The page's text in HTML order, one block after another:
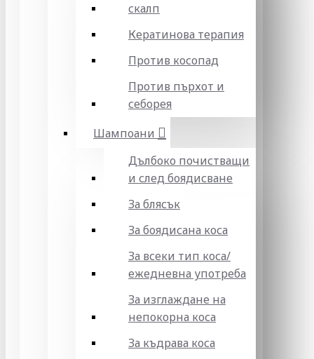
скалп
Кератинова терапия
Против косопад
Против пърхот и
себорея
Шампоани
Дълбоко почистващи
и след боядисване
За блясък
За боядисана коса
За всеки тип коса/
ежедневна употреба
За изглаждане на
непокорна коса
За къдрава коса